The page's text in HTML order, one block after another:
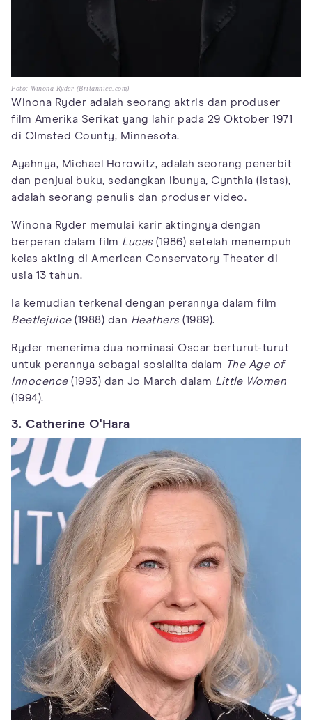
Foto: Winona Ryder (Britannica.com)
Winona Ryder adalah seorang aktris dan produser
film Amerika Serikat yang lahir pada 29 Oktober 1971
di Olmsted County, Minnesota.
Ayahnya, Michael Horowitz, adalah seorang penerbit
dan penjual buku, sedangkan ibunya, Cynthia (Istas),
adalah seorang penulis dan produser video.
Winona Ryder memulai karir aktingnya dengan
berperan dalam film Lucas(1986) setelah menempuh
kelas akting di American Conservatory Theater di
usia 13 tahun.
Ia kemudian terkenal dengan perannya dalam film
Beetlejuice(1988) dan Heathers(1989).
Ryder menerima dua nominasi Oscar berturut-turut
untuk perannya sebagai sosialita dalam The Age of
Innocence(1993) dan Jo March dalam Little Women
(1994).
3. Catherine O'Hara